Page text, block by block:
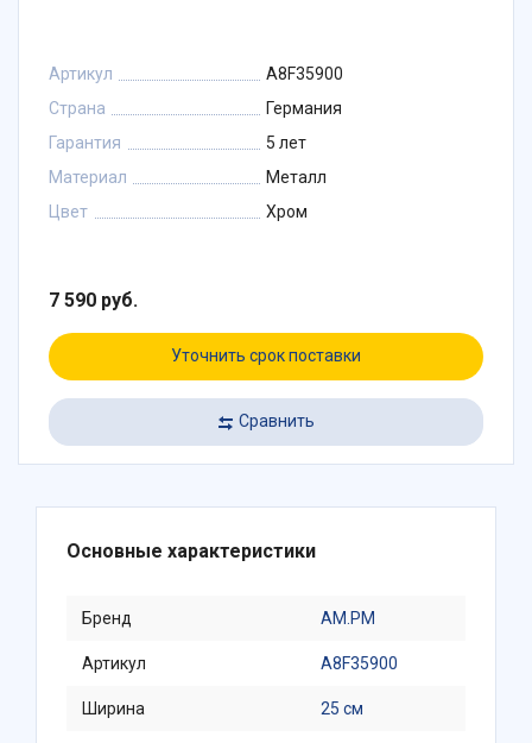
Артикул
A8F35900
Страна
Германия
Гарантия
5 лет
Материал
Металл
Цвет
Хром
7 590 руб.
Уточнить срок поставки
Сравнить
Основные характеристики
Бренд AM.PM
Артикул A8F35900
Ширина 25 см